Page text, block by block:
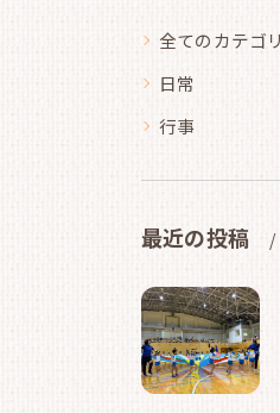
全てのカテゴ
日常
行事
最近の投稿